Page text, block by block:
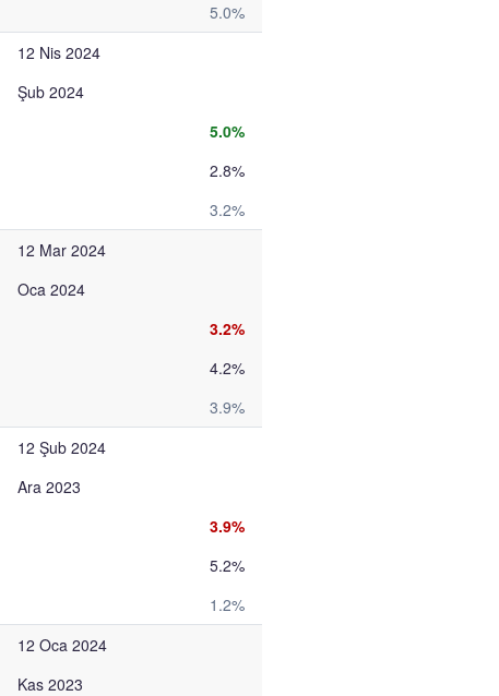
5.0%
12 Nis 2024
Şub 2024
5.0%
2.8%
3.2%
12 Mar 2024
Oca 2024
3.2%
4.2%
3.9%
12 Şub 2024
Ara 2023
3.9%
5.2%
1.2%
12 Oca 2024
Kas 2023